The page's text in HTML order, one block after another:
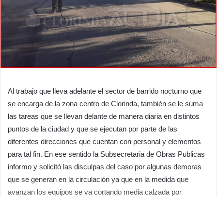
Al trabajo que lleva adelante el sector de barrido nocturno que
se encarga de la zona centro de Clorinda, también se le suma
las tareas que se llevan delante de manera diaria en distintos
puntos de la ciudad y que se ejecutan por parte de las
diferentes direcciones que cuentan con personal y elementos
para tal fin. En ese sentido la Subsecretaria de Obras Publicas
informo y solicitó las disculpas del caso por algunas demoras
que se generan en la circulación ya que en la medida que
avanzan los equipos se va cortando media calzada por